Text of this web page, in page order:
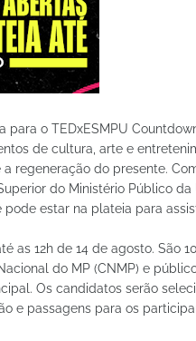
para o TEDxESMPU
de cultura, arte e
regeneração do presente.
do Ministério Público
pode estar na plateia para
as 12h de 14 de agosto. São
do MP (CNMP) e
Os candidatos serão
e passagens para os